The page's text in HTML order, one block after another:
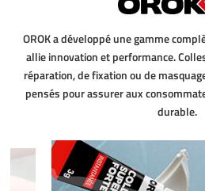
OROK a développé une gamme
allie innovation et performance.
réparation, de fixation ou de
pensés pour assurer aux
durable.